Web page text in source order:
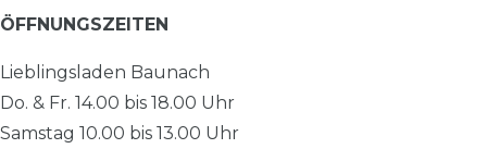
ÖFFNUNGSZEITEN
Lieblingsladen Baunach
Do. & Fr. 14.00 bis 18.00 Uhr
Samstag 10.00 bis 13.00 Uhr